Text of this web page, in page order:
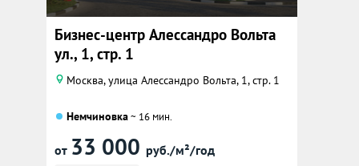
Бизнес-центр Алессандро Вольта
ул., 1, стр. 1
Москва, улица Алессандро Вольта, 1, стр. 1
Немчиновка~ 16 мин.
от 33 000 руб./м²/год